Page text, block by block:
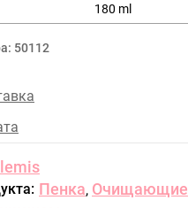
180 ml
50112
Пенка, Очищающие